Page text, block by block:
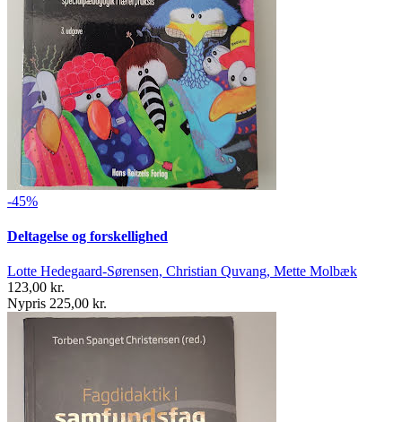
-45%
Deltagelse og forskellighed
Lotte Hedegaard-Sørensen, Christian Quvang, Mette Molbæk
123,00 kr.
Nypris 225,00 kr.